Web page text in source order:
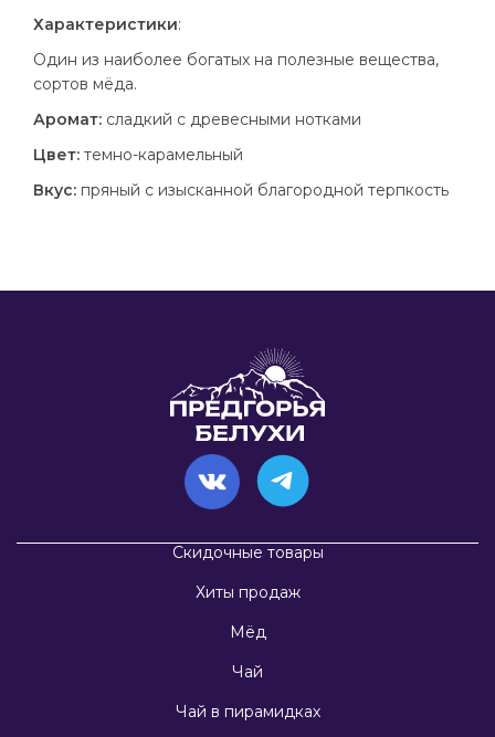
Характеристики:
Один из наиболее богатых на полезные вещества,
сортов мёда.
Аромат: сладкий с древесными нотками
Цвет: темно-карамельный
Вкус: пряный с изысканной благородной терпкость
Скидочные товары
Хиты продаж
Мёд
Чай
Чай в пирамидках